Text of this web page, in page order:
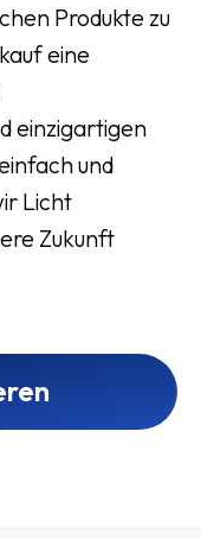
Produkte zu
eine
einzigartigen
und
Licht
Zukunft